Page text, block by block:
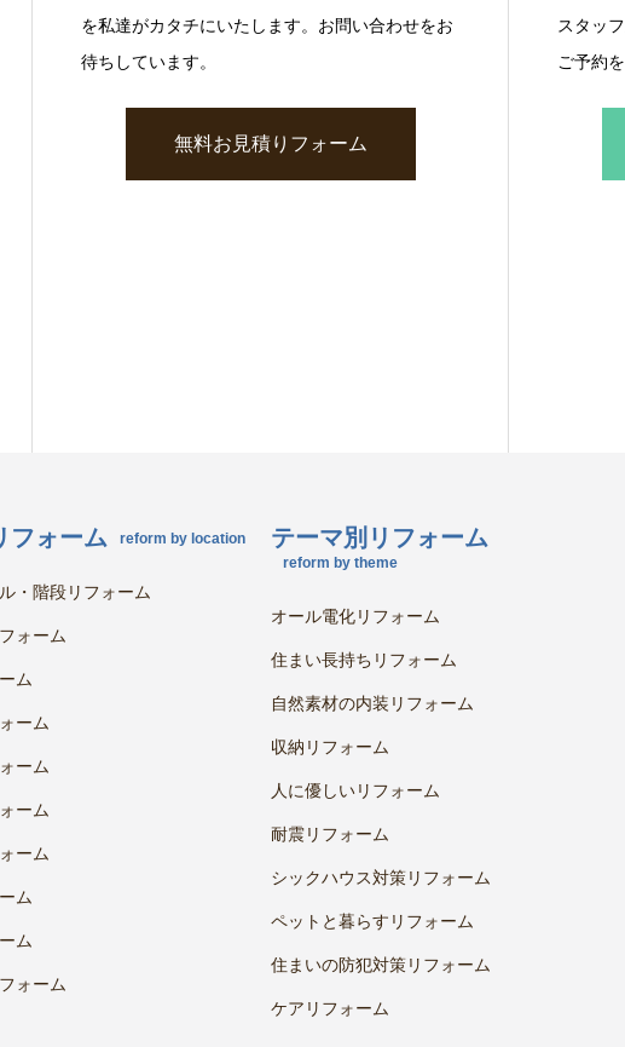
を私達がカタチにいたします。お問い合わせをお
待ちしています。
無料お見積りフォーム
スタッ
ご予約
フォーム reform by location
・階段リフォーム
ォーム
ム
ーム
ーム
ーム
ーム
ム
ム
ォーム
テーマ別リフォーム
reform by theme
オール電化リフォーム
住まい長持ちリフォーム
自然素材の内装リフォーム
収納リフォーム
人に優しいリフォーム
耐震リフォーム
シックハウス対策リフォーム
ペットと暮らすリフォーム
住まいの防犯対策リフォーム
ケアリフォーム